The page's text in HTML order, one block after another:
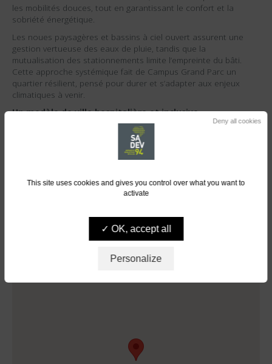
les mobilités douces, tout en garantissant le confort et la
sobriété énergétique.
Les noues paysagères et bassins à ciel ouvert assurent une
gestion vertueuse des eaux de pluie, tandis que la
mutualisation des stationnements limite l’empreinte du bâti.
Cette approche systémique fait de Campus Grand Parc un
quartier résilient, pensé pour durer et s’adapter aux enjeux
climatiques à venir.
Un modèle de ville hospitalière et inclusive
Campus Grand Parc ne se contente pas d’accueillir la recherche
médicale : il en transpose les valeurs au cœur de la fabrique
urbaine. En plaçant la santé, la biodiversité et le bien-être au
quartier Alexandre-Dumas, la mixité des fonctions, les
circulations douces et les espaces publics végétalisés créent un
prend soin de ses habitants comme de son environnement.
This site uses cookies and gives you control over what you want to
activate
OK, accept all
Deny all cookies
Personalize